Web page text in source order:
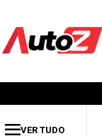
VER TUDO